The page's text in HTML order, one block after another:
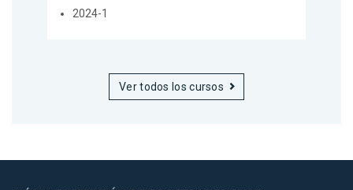
2024-1
Ver todos los cursos